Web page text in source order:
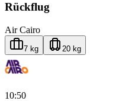
Rückflug
Air Cairo
7 kg 20 kg
10:50